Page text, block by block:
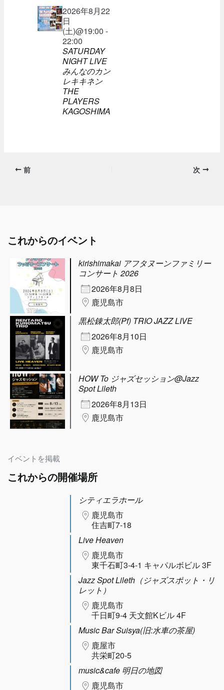
2026年8月22
日
(土)@19:00 -
22:00
SATURDAY
NIGHT LIVE
みんなのカン
レキキネン
THE
PLAYERS
KAGOSHIMA
前 次
これからのイベント
kirishimakai アフタヌーンファミリー
コンサート 2026
2026年8月8日
鹿児島市
黒松錬太郎(Pf) TRIO JAZZ LIVE
2026年8月10日
鹿児島市
HOW To ジャズセッション@Jazz
Spot Lileth
2026年8月13日
鹿児島市
イベントを掲載
これからの開催場所
シティエラホール
鹿児島市
住吉町7-18
Live Heaven
鹿児島市
東千石町3-4-1 キャパルボビル 3F
Jazz Spot Lileth（ジャズスポット・リ
レット）
鹿児島市
千日町9-4 天文館Kビル 4F
Music Bar Suisya(旧:水車の茶屋)
鹿屋市
共栄町20-5
music&cafe 明日の地図
鹿児島市